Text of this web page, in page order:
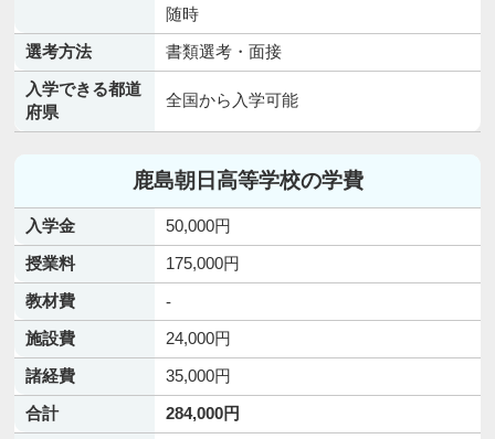
随時
選考方法
書類選考・面接
入学できる都道
府県
全国から入学可能
鹿島朝日高等学校の学費
入学金
50,000円
授業料
175,000円
教材費
-
施設費
24,000円
諸経費
35,000円
合計
284,000円